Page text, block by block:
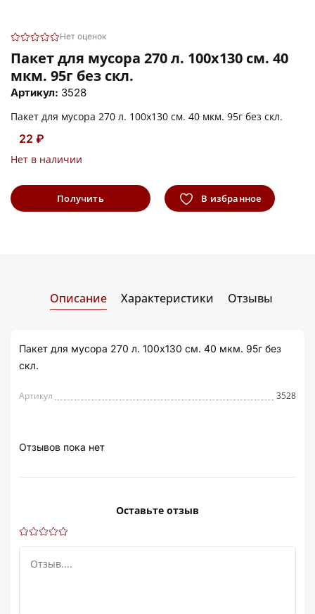
Нет оценок
Пакет для мусора 270 л. 100х130 см. 40
мкм. 95г без скл.
Артикул: 3528
Пакет для мусора 270 л. 100х130 см. 40 мкм. 95г без скл.
22 ₽
Нет в наличии
Получить В избранное
Описание Характеристики Отзывы
Пакет для мусора 270 л. 100х130 см. 40 мкм. 95г без
скл.
Артикул 3528
Отзывов пока нет
Оставьте отзыв